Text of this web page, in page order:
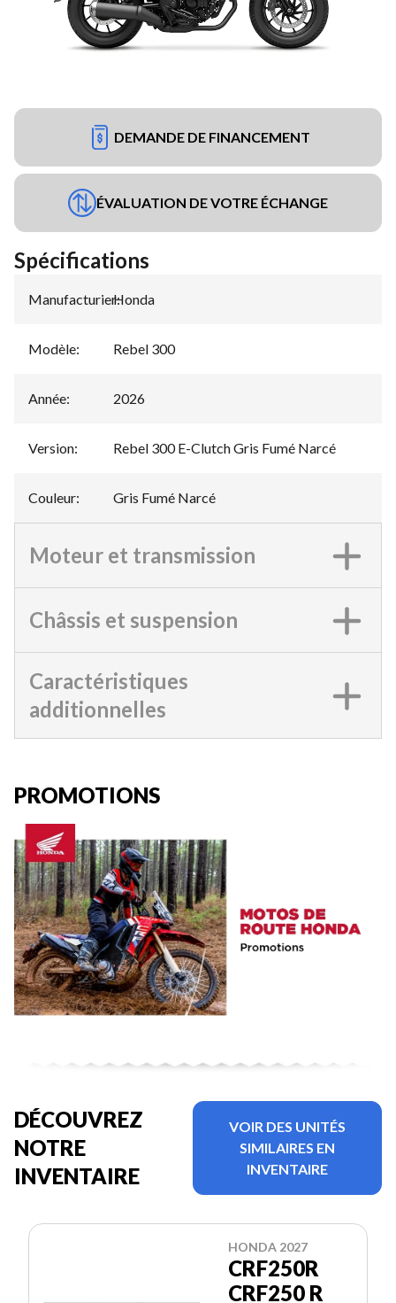
DEMANDE DE FINANCEMENT
ÉVALUATION DE VOTRE ÉCHANGE
Spécifications
Manufacturier:
Honda
Modèle: Rebel 300
Année: 2026
Version: Rebel 300 E-Clutch Gris Fumé Narcé
Couleur: Gris Fumé Narcé
Moteur et transmission
Châssis et suspension
Caractéristiques
additionnelles
PROMOTIONS
DÉCOUVREZ
NOTRE
INVENTAIRE
VOIR DES UNITÉS
SIMILAIRES EN
INVENTAIRE
HONDA 2027
CRF250R
CRF250 R